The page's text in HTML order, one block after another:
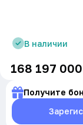
В наличии
168 197 000
Получите